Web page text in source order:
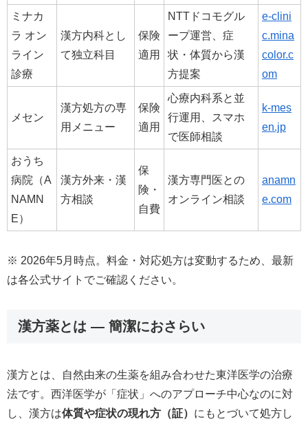
ミナカ
ラ オン
ライン
診療
漢方内科とし
て独立科目
保険
適用
NTTドコモグル
ープ運営、症
状・体質から漢
方提案
e-clini
c.mina
color.c
om
メセン
漢方処方の専
用メニュー
保険
適用
心療内科系と並
行運用、スマホ
で医師相談
k-mes
en.jp
おうち
病院（A
NAMN
E）
漢方外来・漢
方相談
保
険・
自費
漢方専門医との
オンライン相談
anamn
e.com
※ 2026年5月時点。料金・対応処方は変動するため、最新
は各公式サイトでご確認ください。
漢方薬とは — 簡潔におさらい
漢方とは、自然由来の生薬を組み合わせた東洋医学の治療
法です。西洋医学が「症状」へのアプローチ中心なのに対
し、漢方は体質や症状の現れ方（証） にもとづいて処方し